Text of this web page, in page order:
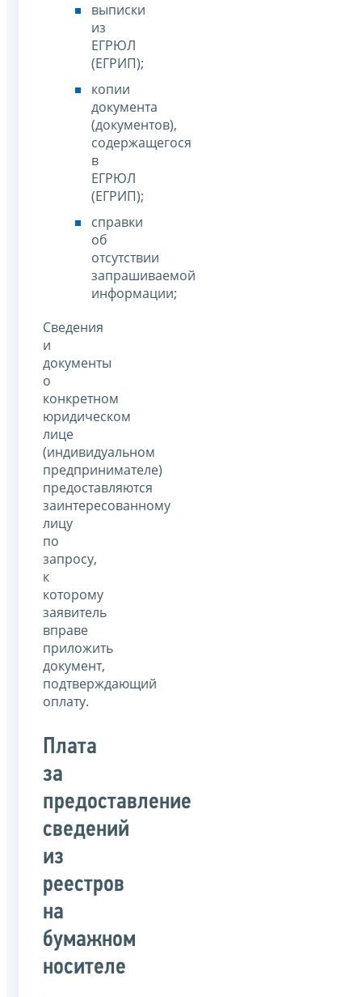
выписки
из
ЕГРЮЛ
(ЕГРИП);
копии
документа
(документов),
содержащегося
в
ЕГРЮЛ
(ЕГРИП);
справки
об
отсутствии
запрашиваемой
информации;
Сведения
и
документы
о
конкретном
юридическом
лице
(индивидуальном
предпринимателе)
предоставляются
заинтересованному
лицу
по
запросу,
к
которому
заявитель
вправе
приложить
документ,
подтверждающий
оплату.
Плата
за
предоставление
сведений
из
реестров
на
бумажном
носителе